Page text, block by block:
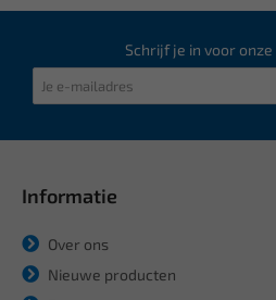
Schrijf je in voor onze
Informatie
Over ons
Nieuwe producten